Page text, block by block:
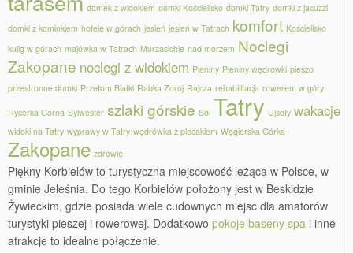
domek z widokiem domki Kościelisko domki Tatry domki z jacuzzi
domki z kominkiem hotele w górach jesień jesień w Tatrach komfort Kościelisko
kulig w górach majówka w Tatrach Murzasichle nad morzem Noclegi
Zakopane noclegi z widokiem Pieniny Pieniny wędrówki pieszo
przestronne domki Przełom Białki Rabka Zdrój Rajcza rehabilitacja rowerem w góry
Rycerka Górna Sylwester szlaki górskie Sól Tatry Ujsoły wakacje
widoki na Tatry wyprawy w Tatry wędrówka z plecakiem Węgierska Górka
Zakopane zdrowie
Piękny Korbielów to turystyczna miejscowość leżąca w Polsce, w
gminie Jeleśnia. Do tego Korbielów położony jest w Beskidzie
Żywieckim, gdzie posiada wiele cudownych miejsc dla amatorów
turystyki pieszej i rowerowej. Dodatkowo pokoje baseny spa i inne
atrakcje to idealne połączenie.